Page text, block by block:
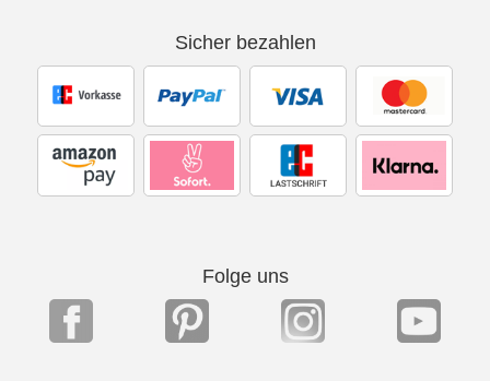
Sicher bezahlen
Folge uns